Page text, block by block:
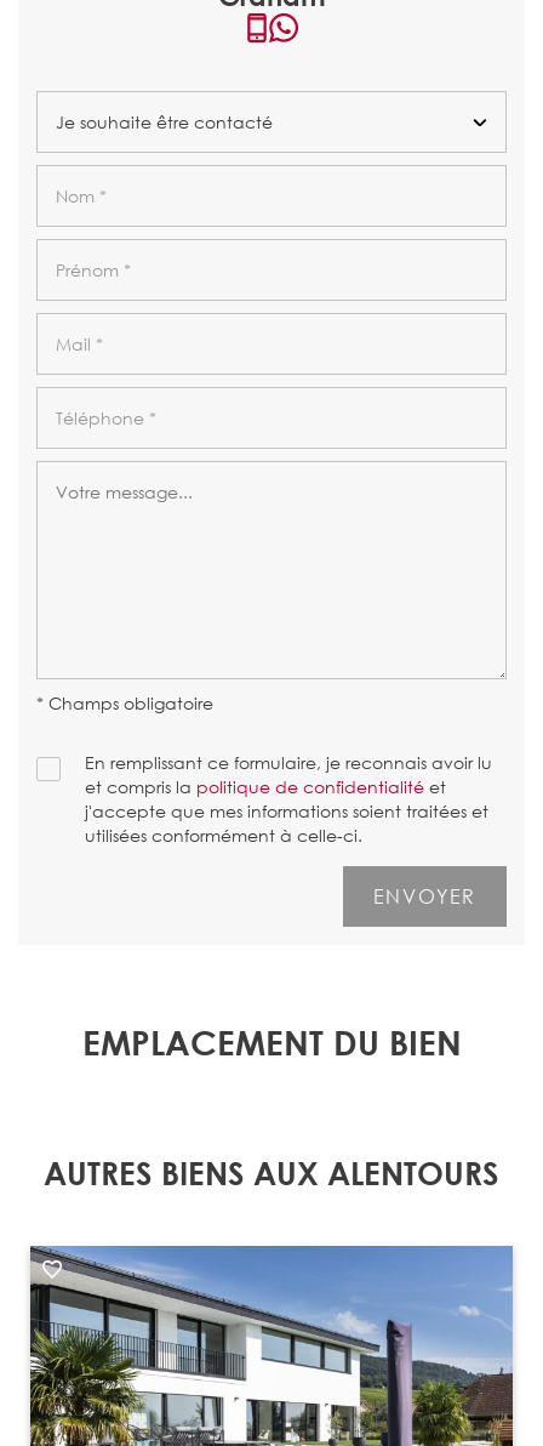
* Champs obligatoire
En remplissant ce formulaire, je reconnais avoir lu
et compris la politique de confidentialité et
j'accepte que mes informations soient traitées et
utilisées conformément à celle-ci.
EMPLACEMENT DU BIEN
AUTRES BIENS AUX ALENTOURS